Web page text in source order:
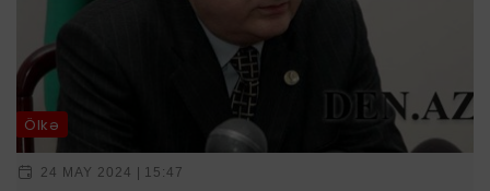
Ölkə
24 MAY 2024 | 15:47